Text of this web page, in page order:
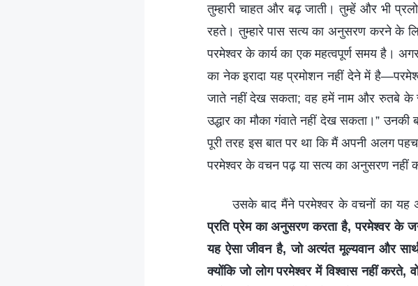
तुम्हारी चाहत और बढ़ जाती। तुम्हें और भी
रहते। तुम्हारे पास सत्य का अनुसरण करने के
परमेश्वर के कार्य का एक महत्वपूर्ण समय है।
का नेक इरादा यह प्रमोशन नहीं देने में
जाते नहीं देख सकता; वह हमें नाम और रुतबे
उद्धार का मौका गंवाते नहीं देख सकता।”
पूरी तरह इस बात पर था कि मैं अपनी अलग
परमेश्वर के वचन पढ़ या सत्य का अनुसरण नहीं
उसके बाद मैंने परमेश्वर के वचनों का यह
प्रति प्रेम का अनुसरण करता है, परमेश्वर के
यह ऐसा जीवन है, जो अत्यंत मूल्यवान और
क्योंकि जो लोग परमेश्वर में विश्वास नहीं